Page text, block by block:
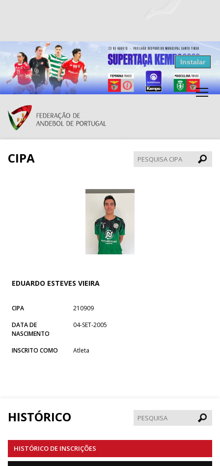
Resultados Andebol
Federação de Andebol de Portugal
Grátis - Disponivel na Play Store
Instalar
CIPA
CIPA
EDUARDO ESTEVES VIEIRA
CIPA
210909
DATA DE
NASCIMENTO
04-SET-2005
INSCRITO COMO Atleta
HISTÓRICO
HISTÓRICO DE INSCRIÇÕES